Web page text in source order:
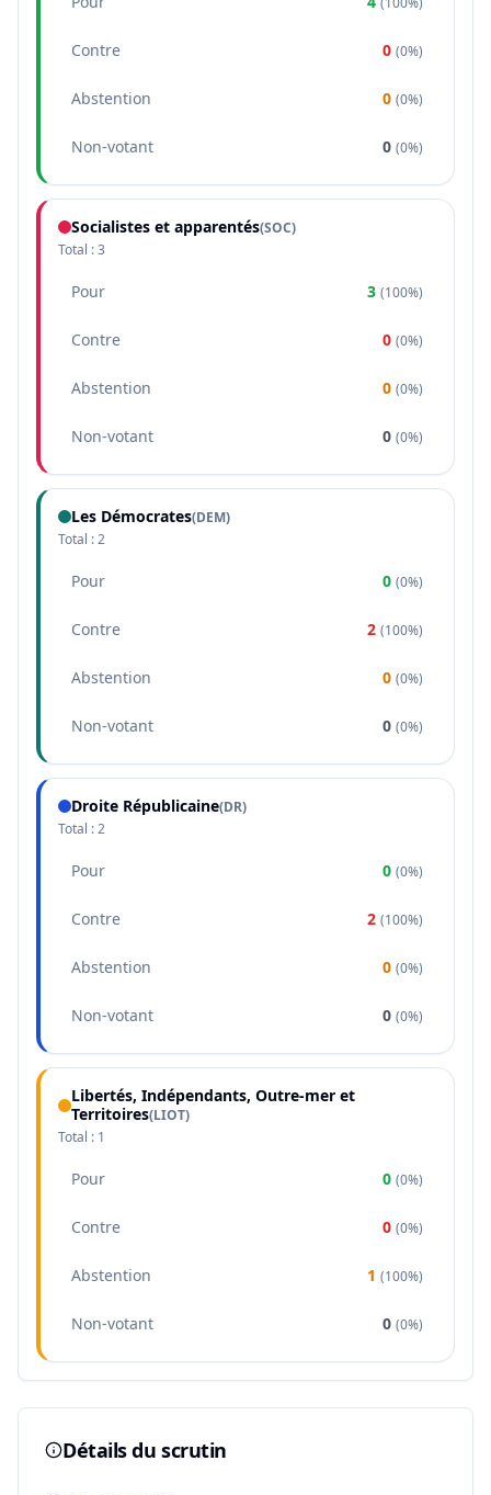
Contre 0 (0%)
Abstention 0 (0%)
Non-votant 0 (0%)
Socialistes et apparentés(SOC)
Total :3
Pour 3 (100%)
Contre 0 (0%)
Abstention 0 (0%)
Non-votant 0 (0%)
Les Démocrates(DEM)
Total :2
Pour 0 (0%)
Contre 2 (100%)
Abstention 0 (0%)
Non-votant 0 (0%)
Droite Républicaine(DR)
Total :2
Pour 0 (0%)
Contre 2 (100%)
Abstention 0 (0%)
Non-votant 0 (0%)
Libertés, Indépendants, Outre-mer et
Territoires(LIOT)
Total : 1
Pour 0 (0%)
Contre 0 (0%)
Abstention 1 (100%)
Non-votant 0 (0%)
Détails du scrutin